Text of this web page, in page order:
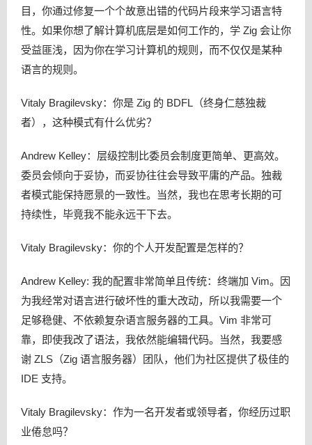
目，你通过修复一个个故意出错的代码片段来学习语言特
性。如果你想了解计算机底层是如何工作的，学 Zig 会让你
受益匪浅，因为你在学习计算机的规则，而不仅仅是某种
语言的规则。
Vitaly Bragilevsky：你是 Zig 的 BDFL（终身仁慈独裁
者），这种模式有什么优劣？
Andrew Kelley：层级控制比委员会制度更简单、更高效。
委员会倾向于妥协，而妥协往往会导致平庸的产品。独裁
者模式能保持愿景的一致性。当然，我也在思考长期的可
持续性，毕竟我不能永远干下去。
Vitaly Bragilevsky：你的个人开发配置是怎样的？
Andrew Kelley: 我的配置非常简单且传统：终端加 Vim。因
为我经常对语言进行破坏性的重大改动，所以我需要一个
足够稳健、不依赖复杂语言服务器的工具。Vim 非常可
靠，即使我改了语法，我依然能编辑代码。当然，我要感
谢 ZLS（Zig 语言服务器）团队，他们为社区提供了极佳的
IDE 支持。
Vitaly Bragilevsky：作为一名开发者或领导者，你经历过职
业倦怠吗？